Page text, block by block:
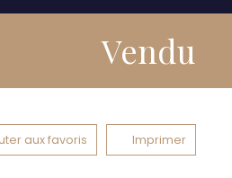
Vendu
aux favoris Imprimer